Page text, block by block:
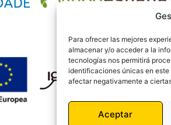
Para ofrecer las mejores
almacenar y/o acceder a la
tecnologías nos permitirá
identificaciones únicas en
afectar negativamente a
Aceptar